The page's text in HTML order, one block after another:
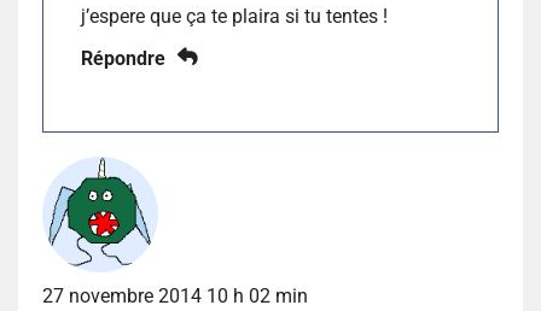
j’espere que ça te plaira si tu tentes !
Répondre
27 novembre 2014 10 h 02 min